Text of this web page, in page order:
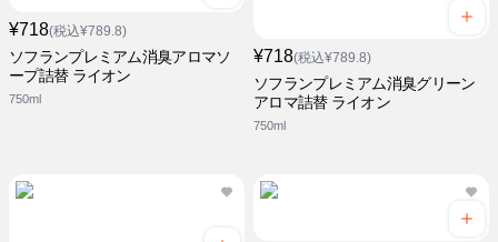
¥718(税込¥789.8)
ソフランプレミアム消臭アロマソ
ープ詰替 ライオン
750ml
¥718(税込¥789.8)
ソフランプレミアム消臭グリーン
アロマ詰替 ライオン
750ml